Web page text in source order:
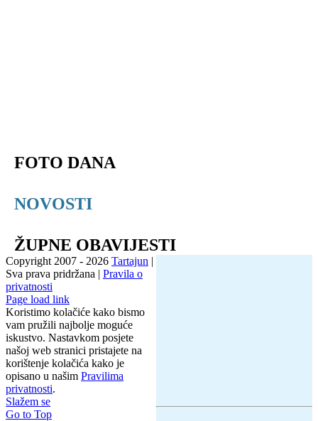
FOTO DANA
NOVOSTI
ŽUPNE OBAVIJESTI
Copyright 2007 - 2026 Tartajun |
Sva prava pridržana | Pravila o
privatnosti
Page load link
Koristimo kolačiće kako bismo
vam pružili najbolje moguće
iskustvo. Nastavkom posjete
našoj web stranici pristajete na
korištenje kolačića kako je
opisano u našim Pravilima
privatnosti.
Slažem se
Go to Top